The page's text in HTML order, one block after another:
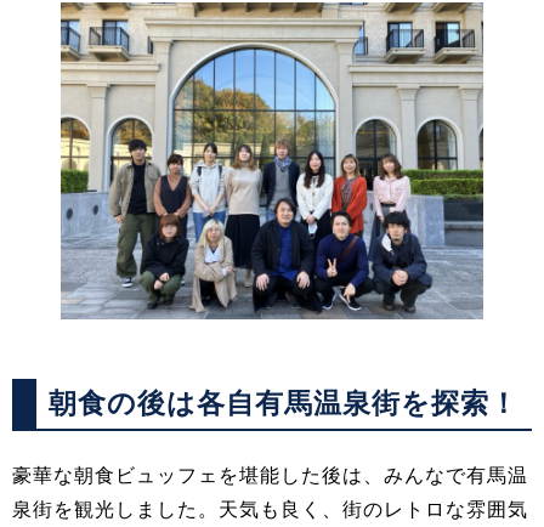
朝食の後は各自有馬温泉街を探索！
豪華な朝食ビュッフェを堪能した後は、みんなで有馬温
泉街を観光しました。天気も良く、街のレトロな雰囲気